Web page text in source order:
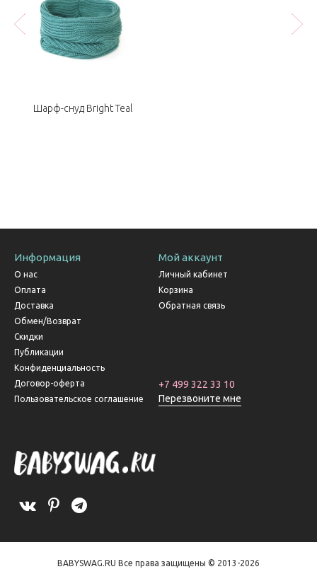
Шарф-снуд Bright Teal
Информация
О нас
Оплата
Доставка
Обмен/Возврат
Скидки
Публикации
Конфиденциальность
Договор-оферта
Пользовательское соглашение
Мой аккаунт
Личный кабинет
Корзина
Обратная связь
+7 499 322 33 10
Перезвоните мне
BABYSWAG.RU Все права защищены © 2013-2026